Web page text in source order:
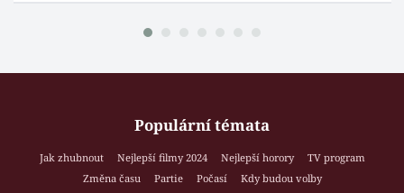
Populární témata
Jak zhubnout Nejlepší filmy 2024 Nejlepší horory
TV program
Změna času
Partie Počasí
Kdy budou volby